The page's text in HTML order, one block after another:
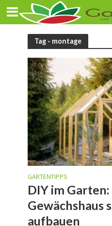
Tag - montage
GARTENTIPPS
DIY im
Gewächshaus
aufbauen